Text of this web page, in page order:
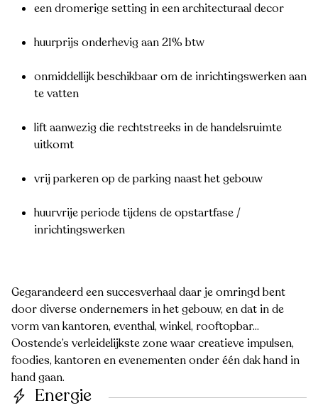
een dromerige setting in een architecturaal decor
huurprijs onderhevig aan 21% btw
onmiddellijk beschikbaar om de inrichtingswerken aan
te vatten
lift aanwezig die rechtstreeks in de handelsruimte
uitkomt
vrij parkeren op de parking naast het gebouw
huurvrije periode tijdens de opstartfase /
inrichtingswerken
Gegarandeerd een succesverhaal daar je omringd bent
door diverse ondernemers in het gebouw, en dat in de
vorm van kantoren, eventhal, winkel, rooftopbar...
Oostende’s verleidelijkste zone waar creatieve impulsen,
foodies, kantoren en evenementen onder één dak hand in
hand gaan.
Energie